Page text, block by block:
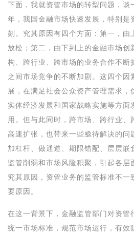
下面，我就资管市场的转型问题，谈
年，我国金融市场快速发展，特别是
刻。究其原因有四个方面：第一，由
放松；第二，由下到上的金融市场创
构、跨行业、跨市场的业务合作不断
之间市场竞争的不断加剧。这四个因
展，在满足社会公众资产管理需求，
实体经济发展和国家战略实施等方面
用。但与此同时，跨市场、跨行业、
高速扩张，也带来一些亟待解决的问
加杠杆、做通道、期限错配、层层嵌
监管削弱和市场风险积聚，引起各层
究其原因，资管业务的监管标准不一
要原因。
在这一背景下，金融监管部门对资管
统一市场标准，规范市场运行，有效